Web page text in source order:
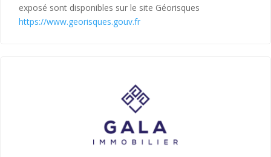
exposé sont disponibles sur le site Géorisques
https://www.georisques.gouv.fr